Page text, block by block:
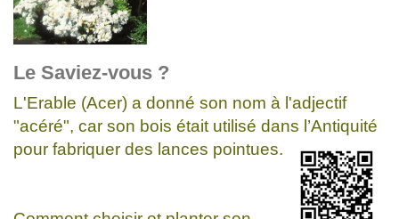
Le Saviez-vous ?
L'Erable (Acer) a donné son nom à l'adjectif
"acéré", car son bois était utilisé dans l’Antiquité
pour fabriquer des lances pointues.